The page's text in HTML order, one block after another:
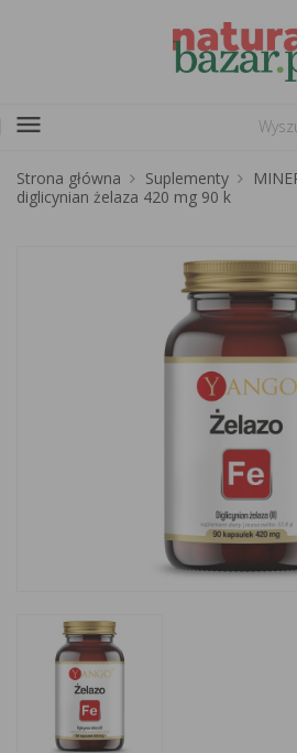
menu
Strona główna Suplementy
diglicynian żelaza 420 mg 90 k